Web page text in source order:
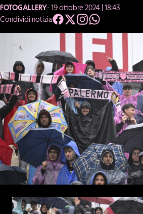
FOTOGALLERY- 19 ottobre 2024 | 18:43
Condividi notizia